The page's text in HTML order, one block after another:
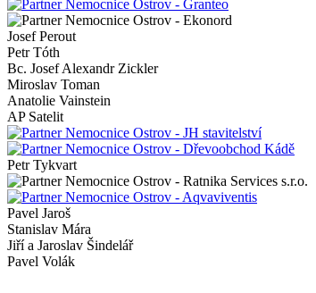
Josef Perout
Petr Tóth
Bc. Josef Alexandr Zickler
Miroslav Toman
Anatolie Vainstein
AP Satelit
Petr Tykvart
Pavel Jaroš
Stanislav Mára
Jiří a Jaroslav Šindelář
Pavel Volák